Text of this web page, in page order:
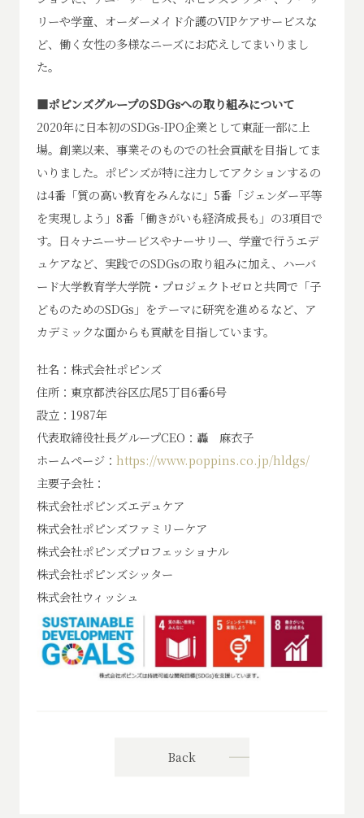
リーや学童、オーダーメイド介護のVIPケアサービスな
ど、働く女性の多様なニーズにお応えしてまいりまし
た。
■ポピンズグループのSDGsへの取り組みについて
2020年に日本初のSDGs-IPO企業として東証一部に上
場。創業以来、事業そのものでの社会貢献を目指してま
いりました。ポピンズが特に注力してアクションするの
は4番「質の高い教育をみんなに」5番「ジェンダー平等
を実現しよう」8番「働きがいも経済成長も」の3項目で
す。日々ナニーサービスやナーサリー、学童で行うエデ
ュケアなど、実践でのSDGsの取り組みに加え、ハーバ
ード大学教育学大学院・プロジェクトゼロと共同で「子
どものためのSDGs」をテーマに研究を進めるなど、ア
カデミックな面からも貢献を目指しています。
社名：株式会社ポピンズ
住所：東京都渋谷区広尾5丁目6番6号
設立：1987年
代表取締役社長グループCEO：轟 麻衣子
ホームページ：https://www.poppins.co.jp/hldgs/
主要子会社：
株式会社ポピンズエデュケア
株式会社ポピンズファミリーケア
株式会社ポピンズプロフェッショナル
株式会社ポピンズシッター
株式会社ウィッシュ
Back